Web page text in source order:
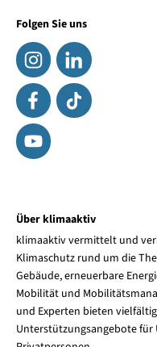
Folgen Sie uns
Über klimaaktiv
klimaaktiv vermittelt und
Klimaschutz rund um die
Gebäude, erneuerbare
Mobilität und
und Experten bieten
Unterstützungsangebote